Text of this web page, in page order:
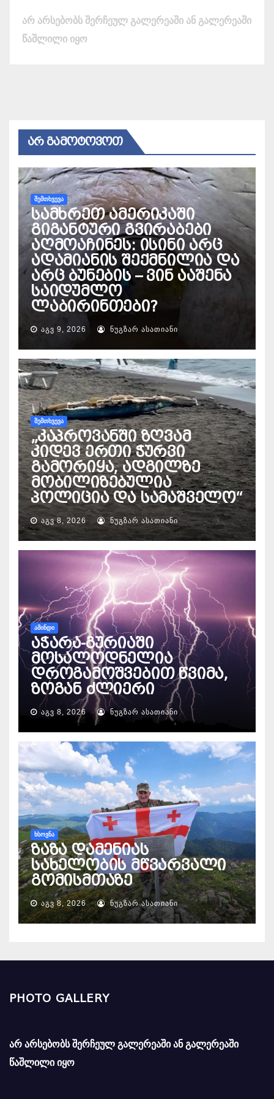
არ არსებობს შერჩეულ გალერეაში ან გალერეაში
წაშლილი იყო
ᲐᲠ ᲒᲐᲛᲝᲢᲝᲕᲝᲗ
ᲨᲔᲛᲗᲮᲕᲔᲕᲐ
სამხრეთ ამერიკაში
გიგანტური გვირაბები
აღმოაჩინეს: ისინი არც
ადამიანის შექმნილია და
არც ბუნების – ვინ ააშენა
საიდუმლო
ლაბირინთები?
ᲐᲒᲕ 9, 2026 ᲜᲣᲒᲖᲐᲠ ᲐᲡᲐᲗᲘᲐᲜᲘ
ᲨᲔᲛᲗᲮᲕᲔᲕᲐ
„კაპროვანში ზღვამ
კიდევ ერთი ჭურვი
გამორიყა, ადგილზე
მობილიზებულია
პოლიცია და სამაშველო“
ᲐᲒᲕ 8, 2026 ᲜᲣᲒᲖᲐᲠ ᲐᲡᲐᲗᲘᲐᲜᲘ
ᲐᲛᲘᲜᲓᲘ
აჭარა-გურიაში
მოსალოდნელია
დროგამოშვებით წვიმა,
ზოგან ძლიერი
ᲐᲒᲕ 8, 2026 ᲜᲣᲒᲖᲐᲠ ᲐᲡᲐᲗᲘᲐᲜᲘ
ᲮᲡᲝᲕᲜᲐ
ზაზა დამენიას
სახელობის მწვარვალი
გომისმთაზე
ᲐᲒᲕ 8, 2026 ᲜᲣᲒᲖᲐᲠ ᲐᲡᲐᲗᲘᲐᲜᲘ
PHOTO GALLERY
არ არსებობს შერჩეულ გალერეაში ან გალერეაში
წაშლილი იყო